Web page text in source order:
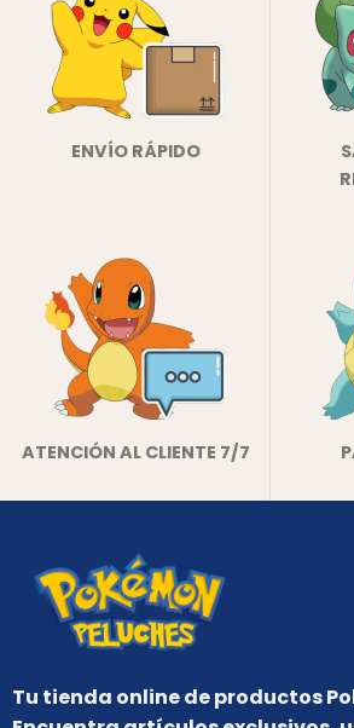
ENVÍO RÁPIDO
ATENCIÓN AL CLIENTE 7/7
Tu tienda online de productos